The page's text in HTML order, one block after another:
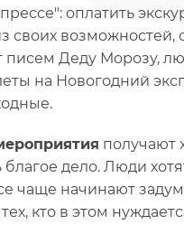
оплатить
своих возможностей,
писем Деду Морозу,
на Новогодний
получают
дело. Люди
чаще начинают
кто в этом